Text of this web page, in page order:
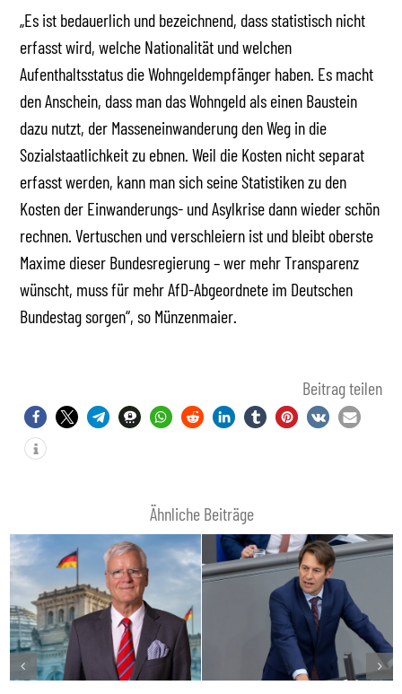
„Es ist bedauerlich und bezeichnend, dass statistisch nicht
erfasst wird, welche Nationalität und welchen
Aufenthaltsstatus die Wohngeldempfänger haben. Es macht
den Anschein, dass man das Wohngeld als einen Baustein
dazu nutzt, der Masseneinwanderung den Weg in die
Sozialstaatlichkeit zu ebnen. Weil die Kosten nicht separat
erfasst werden, kann man sich seine Statistiken zu den
Kosten der Einwanderungs- und Asylkrise dann wieder schön
rechnen. Vertuschen und verschleiern ist und bleibt oberste
Maxime dieser Bundesregierung – wer mehr Transparenz
wünscht, muss für mehr AfD-Abgeordnete im Deutschen
Bundestag sorgen“, so Münzenmaier.
Beitrag teilen
Ähnliche Beiträge